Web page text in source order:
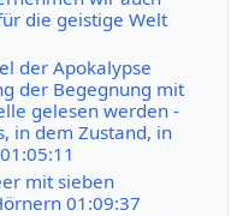
die geistige Welt
der Apokalypse
der Begegnung mit
gelesen werden -
in dem Zustand, in
mit sieben
01:09:37